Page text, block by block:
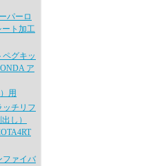
パーロ
ート加工
グキッ
ア
用
チリフ
し）
ァイバ